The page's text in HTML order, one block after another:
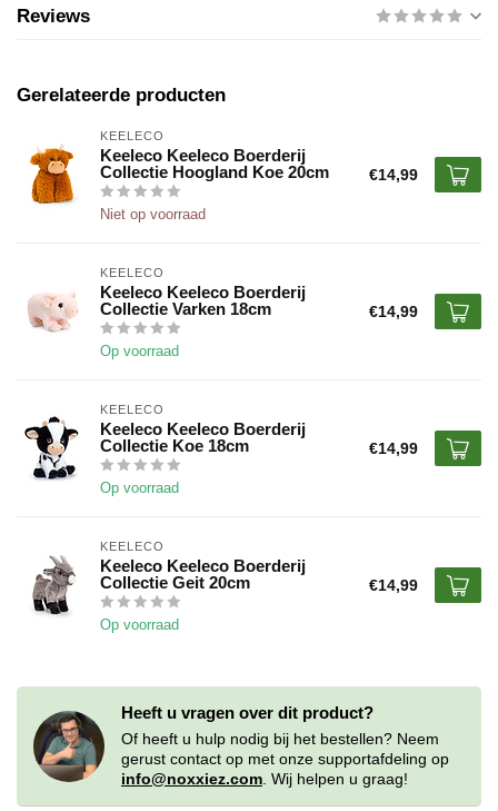
Reviews
Gerelateerde producten
KEELECO
Keeleco Keeleco Boerderij
Collectie Hoogland Koe 20cm
Niet op voorraad
€14,99
KEELECO
Keeleco Keeleco Boerderij
Collectie Varken 18cm
Op voorraad
€14,99
KEELECO
Keeleco Keeleco Boerderij
Collectie Koe 18cm
Op voorraad
€14,99
KEELECO
Keeleco Keeleco Boerderij
Collectie Geit 20cm
Op voorraad
€14,99
Heeft u vragen over dit product?
Of heeft u hulp nodig bij het bestellen? Neem
gerust contact op met onze supportafdeling op
info@noxxiez.com . Wij helpen u graag!